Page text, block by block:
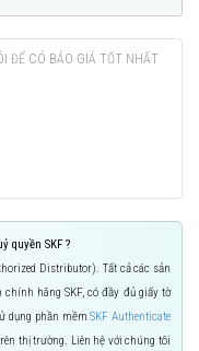
ĐỂ CÓ BÁO GIÁ TỐT NHẤT
quyền SKF ?
Distributor). Tất cả các sản
hãng SKF, có đầy đủ giấy tờ
dụng phần mềmSKF Authenticate
thị trường. Liên hệ với chúng tôi